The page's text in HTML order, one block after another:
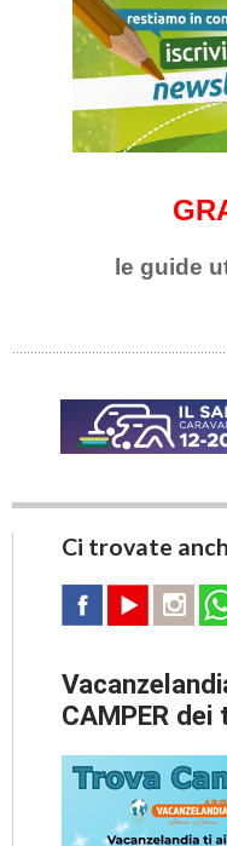
le guide
Ci trovate
CAMPER dei